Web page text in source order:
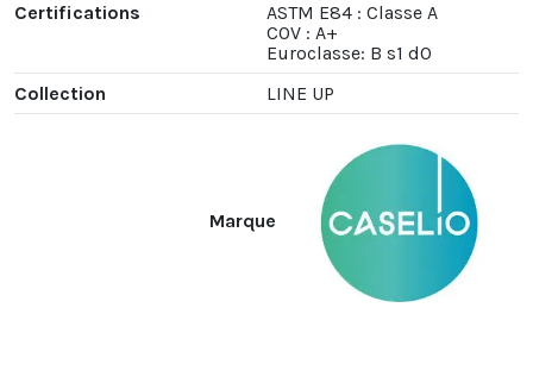
Certifications
ASTM E84 : Classe A
COV : A+
Euroclasse: B s1 d0
Collection
LINE UP
Marque